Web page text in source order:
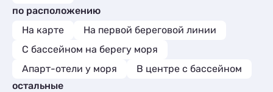
по расположению
На карте
На первой береговой линии
С бассейном на берегу моря
Апарт-отели у моря
В центре с бассейном
остальные